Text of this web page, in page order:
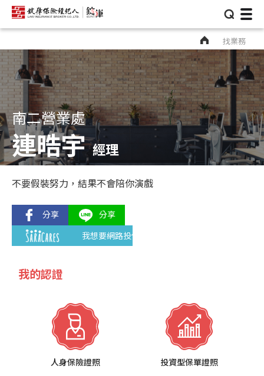
⌕
找業務
南二營業處
連晧宇 經理
不要假裝努力，結果不會陪你演戲
我想要網路投保
我的認證
人身保險證照 投資型保單證照